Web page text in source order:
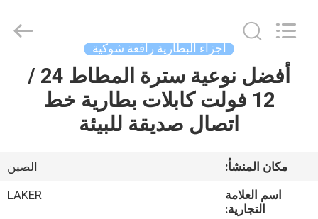
منزل
حول
AUTOPARTS
CO.,LIMITED.
Reserved.
أجزاء البطارية رافعة شوكية
أفضل نوعية سترة المطاط 24 /
12 فولت كابلات بطارية خط
اتصال صديقة للبيئة
مكان المنشأ:
الصين
اسم العلامة
التجارية:
LAKER